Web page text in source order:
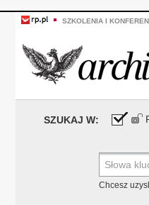
SZKOLENIA I
SZUKAJ W:
Chcesz